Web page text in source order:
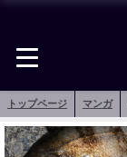
トップページ マンガ